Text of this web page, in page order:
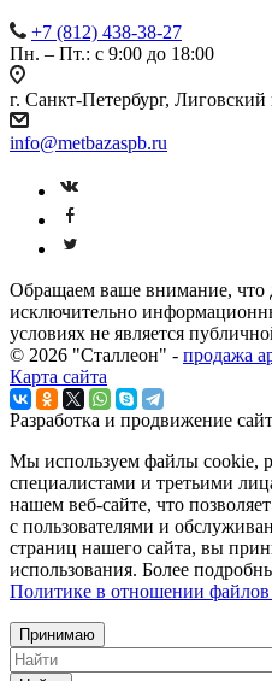
+7 (812) 438-38-27
Пн. – Пт.: с 9:00 до 18:00
г. Санкт-Петербург, Лиговский
info@metbazaspb.ru
Обращаем ваше внимание, что
исключительно
условиях не является
© 2026 "Сталлеон" - продажа
Карта сайта
Разработка и продвижение
Мы используем файлы cookie,
специалистами и третьими
нашем веб-сайте, что
с пользователями и
страниц нашего сайта, вы
использования. Более
Политике в отношении
Принимаю